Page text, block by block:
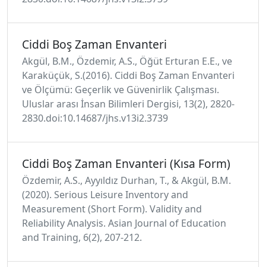
Ciddi Boş Zaman Envanteri
Akgül, B.M., Özdemir, A.S., Öğüt Erturan E.E., ve
Karaküçük, S.(2016). Ciddi Boş Zaman Envanteri
ve Ölçümü: Geçerlik ve Güvenirlik Çalışması.
Uluslar arası İnsan Bilimleri Dergisi, 13(2), 2820-
2830.doi:10.14687/jhs.v13i2.3739
Ciddi Boş Zaman Envanteri (Kısa Form)
Özdemir, A.S., Ayyıldız Durhan, T., & Akgül, B.M.
(2020). Serious Leisure Inventory and
Measurement (Short Form). Validity and
Reliability Analysis. Asian Journal of Education
and Training, 6(2), 207-212.